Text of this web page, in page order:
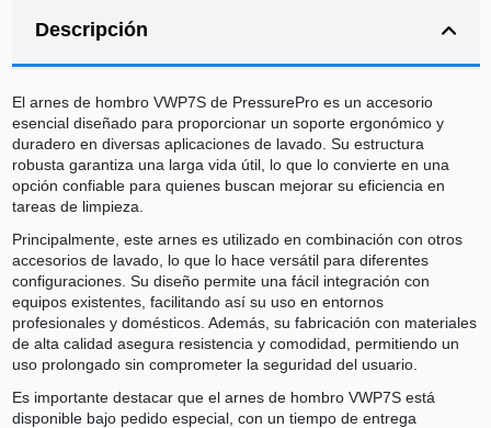
Descripción
El arnes de hombro VWP7S de PressurePro es un accesorio
esencial diseñado para proporcionar un soporte ergonómico y
duradero en diversas aplicaciones de lavado. Su estructura
robusta garantiza una larga vida útil, lo que lo convierte en una
opción confiable para quienes buscan mejorar su eficiencia en
tareas de limpieza.
Principalmente, este arnes es utilizado en combinación con otros
accesorios de lavado, lo que lo hace versátil para diferentes
configuraciones. Su diseño permite una fácil integración con
equipos existentes, facilitando así su uso en entornos
profesionales y domésticos. Además, su fabricación con materiales
de alta calidad asegura resistencia y comodidad, permitiendo un
uso prolongado sin comprometer la seguridad del usuario.
Es importante destacar que el arnes de hombro VWP7S está
disponible bajo pedido especial, con un tiempo de entrega